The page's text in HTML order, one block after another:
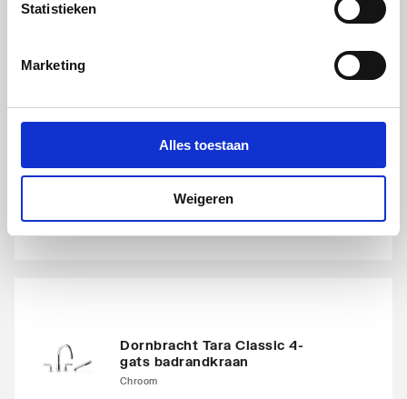
Statistieken
Marketing
Alles toestaan
Weigeren
Dornbracht Tara 4-gats
badrandkraan
Platina mat
Dornbracht Tara Classic 4-
gats badrandkraan
Chroom